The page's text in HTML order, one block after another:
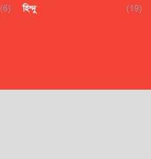
(6)
হিন্দু
(19)